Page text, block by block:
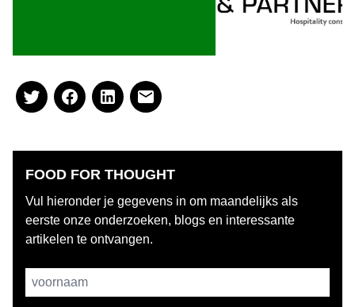
FOOD FOR THOUGHT
Vul hieronder je gegevens in om maandelijks als
eerste onze onderzoeken, blogs en interessante
artikelen te ontvangen.
Username